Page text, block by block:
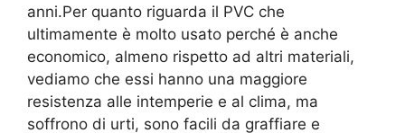
anni.Per quanto riguarda il PVC che
ultimamente è molto usato perché è anche
economico, almeno rispetto ad altri materiali,
vediamo che essi hanno una maggiore
resistenza alle intemperie e al clima, ma
soffrono di urti, sono facili da graffiare e